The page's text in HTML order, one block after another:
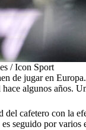
/ Icon Sport
de jugar en
algunos años.
cafetero con la
seguido por